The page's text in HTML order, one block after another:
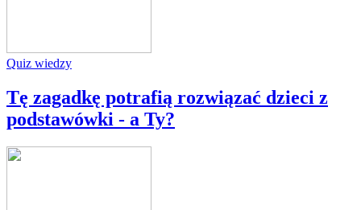
Quiz wiedzy
Tę zagadkę potrafią rozwiązać dzieci z
podstawówki - a Ty?